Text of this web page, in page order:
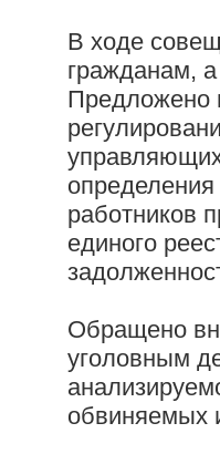
В ходе
гражданам,
Предложено
управляющих
определения
работников
единого
Обращено
уголовным
обвиняемых